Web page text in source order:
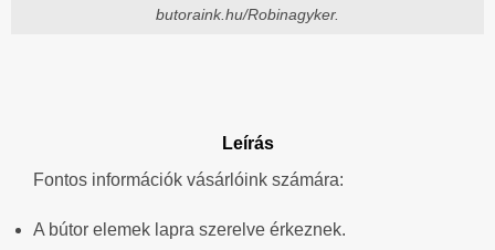
butoraink.hu/Robinagyker.
Leírás
Fontos információk vásárlóink számára:
A bútor elemek lapra szerelve érkeznek.